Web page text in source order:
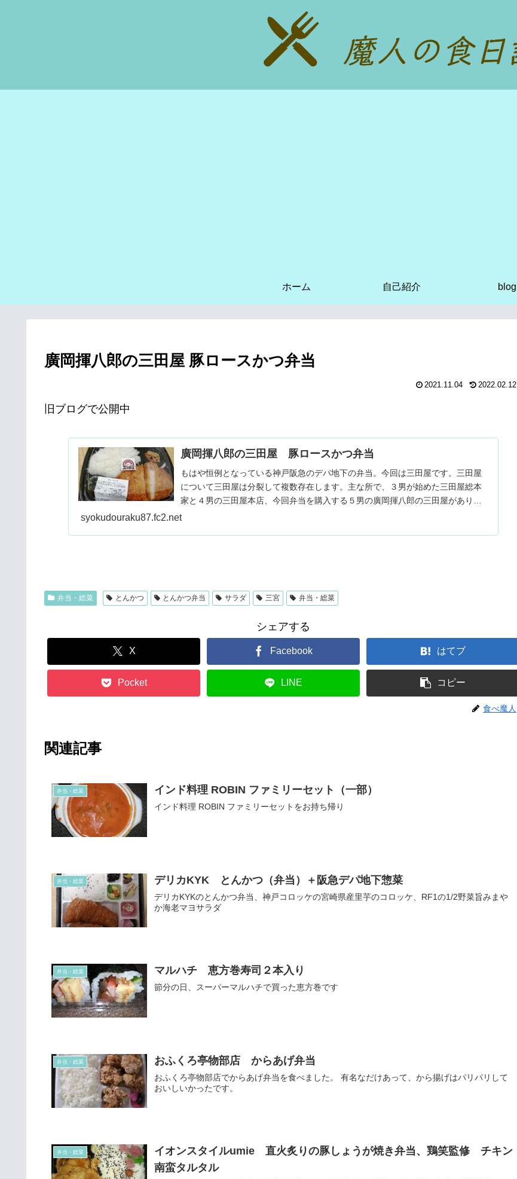
ホーム 自己紹介 blog
廣岡揮八郎の三田屋 豚ロースかつ弁当
2021.11.04 2022.02.12
旧ブログで公開中
廣岡揮八郎の三田屋 豚ロースかつ弁当
もはや恒例となっている神戸阪急のデパ地下の弁当。今回は三田屋です。三田屋
について三田屋は分裂して複数存在します。主な所で、３男が始めた三田屋総本
家と４男の三田屋本店、今回弁当を購入する５男の廣岡揮八郎の三田屋がありま
す。ややこしいですね。僕も分裂してるなんて知らなかった。昔、店舗で食べた
syokudouraku87.fc2.net
弁当・総菜 とんかつ とんかつ弁当 サラダ 三宮 弁当・総菜
シェアする
X Facebook はてブ
Pocket LINE コピー
食べ魔人
関連記事
弁当・総菜 インド料理 ROBIN ファミリーセット（一部）
インド料理 ROBIN ファミリーセットをお持ち帰り
弁当・総菜 デリカKYK とんかつ（弁当）＋阪急デパ地下惣菜
デリカKYKのとんかつ弁当、神戸コロッケの宮崎県産里芋のコロッケ、RF1の1/2野菜旨みまや
か海老マヨサラダ
弁当・総菜 マルハチ 恵方巻寿司２本入り
節分の日、スーパーマルハチで買った恵方巻です
弁当・総菜 おふくろ亭物部店 からあげ弁当
おふくろ亭物部店でからあげ弁当を食べました。 有名なだけあって、から揚げはパリパリして
おいしいかったです。
弁当・総菜
イオンスタイルumie 直火炙りの豚しょうが焼き弁当、鶏笑監修 チキン
南蛮タルタル